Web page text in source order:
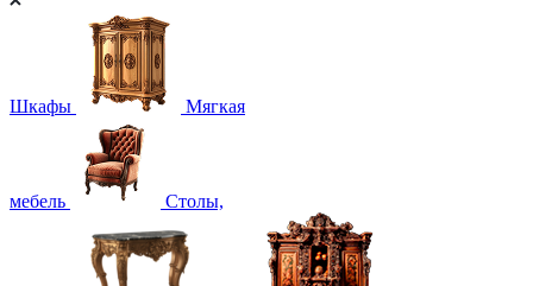
Шкафы Мягкая
мебель Столы,